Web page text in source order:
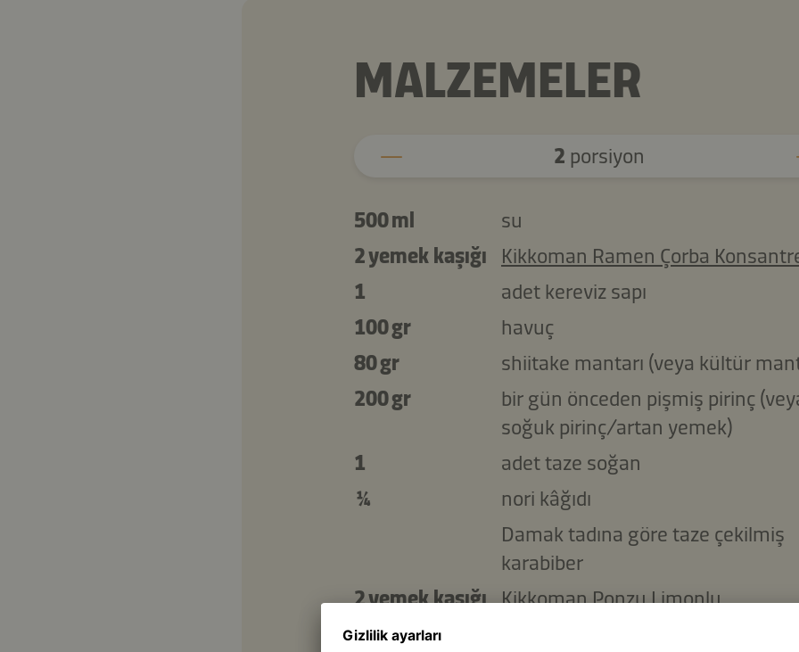
MALZEMELER
2 porsiyon
500 ml
su
2 yemek kaşığı
Kikkoman Ramen Çorba
1
adet kereviz sapı
100 gr
havuç
80 gr
shiitake mantarı (veya kültür
200 gr
bir gün önceden pişmiş pirinç
soğuk pirinç/artan yemek)
1
adet taze soğan
¼
nori kâğıdı
Damak tadına göre taze çekilmiş
karabiber
2 yemek kaşığı Kikkoman Ponzu Limonlu
2 tatlı kaşığı